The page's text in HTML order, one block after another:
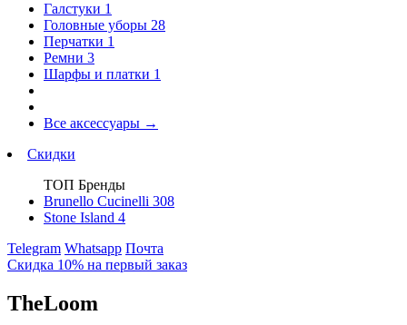
Галстуки 1
Головные уборы 28
Перчатки 1
Ремни 3
Шарфы и платки 1
Все аксессуары →
Скидки
ТОП Бренды
Brunello Cucinelli 308
Stone Island 4
Telegram Whatsapp Почта
Скидка 10% на первый заказ
TheLoom